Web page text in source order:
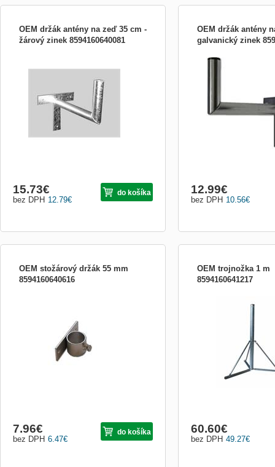
OEM držák antény na zeď 35 cm -
žárový zinek 8594160640081
zinek
12.79€
bez DPH
15.73€ do košíka
OEM držák antény
galvanický zinek
Držák antény na zeď 40
10.56€
bez DPH
12.99€
OEM stožárový držák 55 mm
8594160640616
6.47€
bez DPH
7.96€ do košíka
OEM trojnožka 1 m
8594160641217
49.27€
bez DPH
60.60€